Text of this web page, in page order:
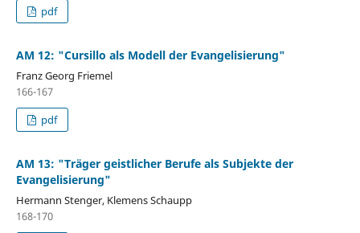
pdf
AM 12: "Cursillo als Modell der Evangelisierung"
Franz Georg Friemel
166-167
pdf
AM 13: "Träger geistlicher Berufe als Subjekte der
Evangelisierung"
Hermann Stenger, Klemens Schaupp
168-170